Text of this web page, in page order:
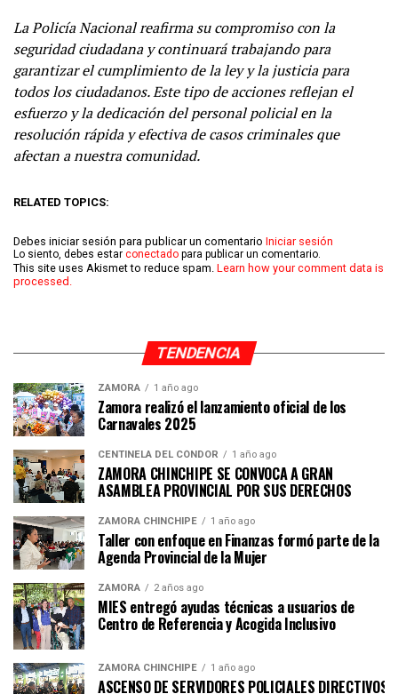
La Policía Nacional reafirma su compromiso con la
seguridad ciudadana y continuará trabajando para
garantizar el cumplimiento de la ley y la justicia para
todos los ciudadanos. Este tipo de acciones reflejan el
esfuerzo y la dedicación del personal policial en la
resolución rápida y efectiva de casos criminales que
afectan a nuestra comunidad.
RELATED TOPICS:
Debes iniciar sesión para publicar un comentario Iniciar sesión
Lo siento, debes estar conectado para publicar un comentario.
This site uses Akismet to reduce spam. Learn how your comment data is
processed.
TENDENCIA
ZAMORA 1 año ago
Zamora realizó el lanzamiento oficial de los
Carnavales 2025
CENTINELA DEL CÓNDOR 1 año ago
ZAMORA CHINCHIPE SE CONVOCA A GRAN
ASAMBLEA PROVINCIAL POR SUS DERECHOS
ZAMORA CHINCHIPE 1 año ago
Taller con enfoque en Finanzas formó parte de la
Agenda Provincial de la Mujer
ZAMORA 2 años ago
MIES entregó ayudas técnicas a usuarios de
Centro de Referencia y Acogida Inclusivo
ZAMORA CHINCHIPE 1 año ago
ASCENSO DE SERVIDORES POLICIALES DIRECTIVOS Y